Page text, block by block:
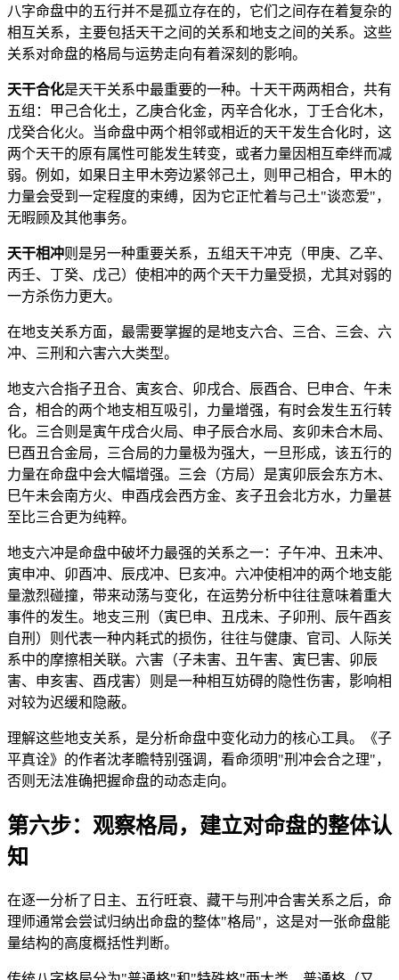
八字命盘中的五行并不是孤立存在的，它们之间存在着复杂的
相互关系，主要包括天干之间的关系和地支之间的关系。这些
关系对命盘的格局与运势走向有着深刻的影响。
天干合化是天干关系中最重要的一种。十天干两两相合，共有
五组：甲己合化土，乙庚合化金，丙辛合化水，丁壬合化木，
戊癸合化火。当命盘中两个相邻或相近的天干发生合化时，这
两个天干的原有属性可能发生转变，或者力量因相互牵绊而减
弱。例如，如果日主甲木旁边紧邻己土，则甲己相合，甲木的
力量会受到一定程度的束缚，因为它正忙着与己土"谈恋爱"，
无暇顾及其他事务。
天干相冲则是另一种重要关系，五组天干冲克（甲庚、乙辛、
丙壬、丁癸、戊己）使相冲的两个天干力量受损，尤其对弱的
一方杀伤力更大。
在地支关系方面，最需要掌握的是地支六合、三合、三会、六
冲、三刑和六害六大类型。
地支六合指子丑合、寅亥合、卯戌合、辰酉合、巳申合、午未
合，相合的两个地支相互吸引，力量增强，有时会发生五行转
化。三合则是寅午戌合火局、申子辰合水局、亥卯未合木局、
巳酉丑合金局，三合局的力量极为强大，一旦形成，该五行的
力量在命盘中会大幅增强。三会（方局）是寅卯辰会东方木、
巳午未会南方火、申酉戌会西方金、亥子丑会北方水，力量甚
至比三合更为纯粹。
地支六冲是命盘中破坏力最强的关系之一：子午冲、丑未冲、
寅申冲、卯酉冲、辰戌冲、巳亥冲。六冲使相冲的两个地支能
量激烈碰撞，带来动荡与变化，在运势分析中往往意味着重大
事件的发生。地支三刑（寅巳申、丑戌未、子卯刑、辰午酉亥
自刑）则代表一种内耗式的损伤，往往与健康、官司、人际关
系中的摩擦相关联。六害（子未害、丑午害、寅巳害、卯辰
害、申亥害、酉戌害）则是一种相互妨碍的隐性伤害，影响相
对较为迟缓和隐蔽。
理解这些地支关系，是分析命盘中变化动力的核心工具。《子
平真诠》的作者沈孝瞻特别强调，看命须明"刑冲会合之理"，
否则无法准确把握命盘的动态走向。
第六步：观察格局，建立对命盘的整体认
知
在逐一分析了日主、五行旺衰、藏干与刑冲合害关系之后，命
理师通常会尝试归纳出命盘的整体"格局"，这是对一张命盘能
量结构的高度概括性判断。